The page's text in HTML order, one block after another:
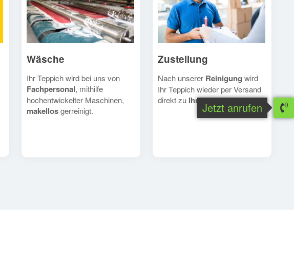
Wäsche
Ihr Teppich wird bei uns von
Fachpersonal, mithilfe
hochentwickelter Maschinen,
makellosgerreinigt.
Zustellung
Nach unserer Reinigung wird
Ihr Teppich wieder per Versand
direkt zu Ihnengeschickt.
Jetzt anrufen